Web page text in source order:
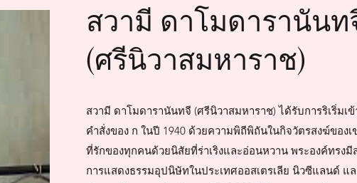
สวามี ดาโมดารานันท
(ศรีนิวาสมหาราช)
สวามี ดาโมดารานันทจี (ศรีนิวาสมหาราช) ได้รับการริเริ่มเ
คำสั่งของ ก ในปี 1940 ด้วยความพิถีพิถันในกิจวัตรสงฆ์ของเ
ที่รักของทุกคนด้วยนิสัยที่ร่าเริงและอ่อนหวาน พระองค์ทรงมี
การแสดงธรรมอุปนิษัทในประเทศออสเตรเลีย นิวซีแลนด์ แ